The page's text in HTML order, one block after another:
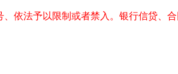
依法予以限制或者禁入。银行信贷、